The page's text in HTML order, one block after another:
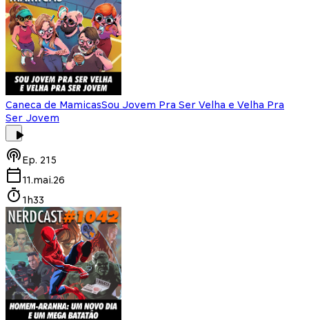
Caneca de MamicasSou Jovem Pra Ser Velha e Velha Pra
Ser Jovem
Ep. 215
11.mai.26
1h33